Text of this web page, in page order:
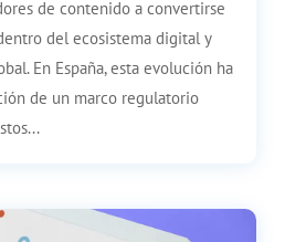
de contenido a convertirse
del ecosistema digital y
En España, esta evolución ha
de un marco regulatorio